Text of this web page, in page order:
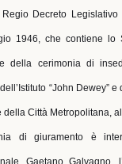
Decreto
1946, che contiene lo
della cerimonia di
“John Dewey” e
della Città Metropolitana,
di giuramento è
Gaetano Galvagno,